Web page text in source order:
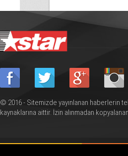
© 2016 - Sitemizde yayınlanan haberlerin
kaynaklarına aittir. İzin alınmadan